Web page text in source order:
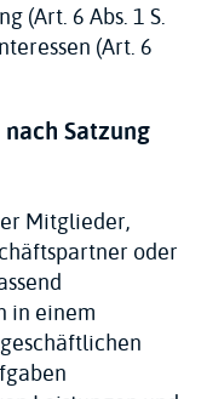
(Art. 6 Abs. 1 S.
(Art. 6
Satzung
Mitglieder,
oder
in einem